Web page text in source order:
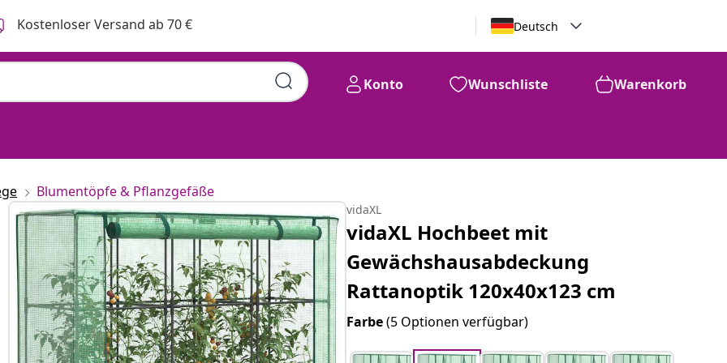
Kostenloser Versand ab 70 € Deutsch
Konto Wunschliste Warenkorb
Blumentöpfe & Pflanzgefäße
vidaXL
vidaXL Hochbeet mit
Gewächshausabdeckung
Rattanoptik 120x40x123 cm
Farbe(5 Optionen verfügbar)